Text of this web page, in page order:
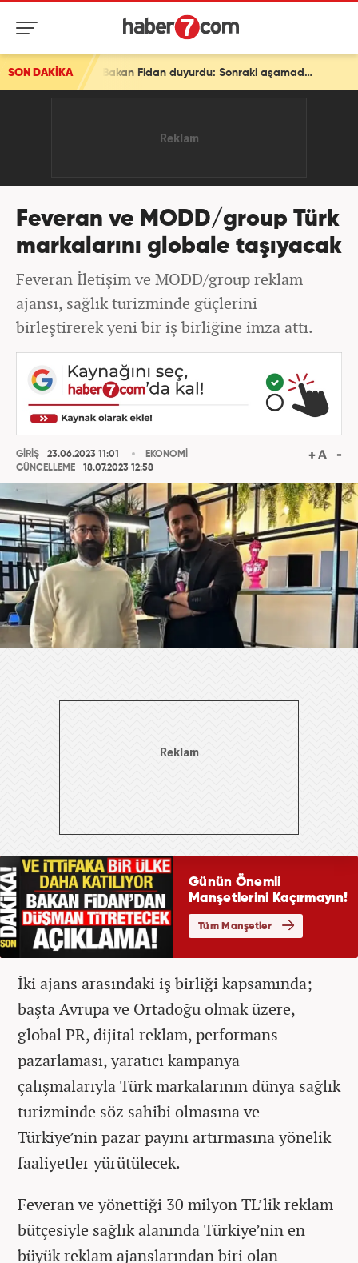
SON DAKİKA Son dakika: Ve bir ülke daha ittifaka katılıyor! Bakan Fidan duyurdu: Sonraki aşamada...
Feveran ve MODD/group Türk
markalarını globale taşıyacak
Feveran İletişim ve MODD/group reklam
ajansı, sağlık turizminde güçlerini
birleştirerek yeni bir iş birliğine imza attı.
GİRİŞ
23.06.2023 11:01
GÜNCELLEME
18.07.2023 12:58
EKONOMİ
İki ajans arasındaki iş birliği kapsamında;
başta Avrupa ve Ortadoğu olmak üzere,
global PR, dijital reklam, performans
pazarlaması, yaratıcı kampanya
çalışmalarıyla Türk markalarının dünya sağlık
turizminde söz sahibi olmasına ve
Türkiye’nin pazar payını artırmasına yönelik
faaliyetler yürütülecek.
Feveran ve yönettiği 30 milyon TL’lik reklam
bütçesiyle sağlık alanında Türkiye’nin en
büyük reklam ajanslarından biri olan